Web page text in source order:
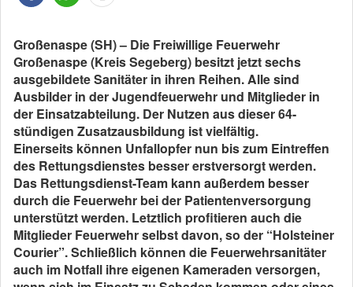
Großenaspe (SH) – Die Freiwillige Feuerwehr
Großenaspe (Kreis Segeberg) besitzt jetzt sechs
ausgebildete Sanitäter in ihren Reihen. Alle sind
Ausbilder in der Jugendfeuerwehr und Mitglieder in
der Einsatzabteilung. Der Nutzen aus dieser 64-
stündigen Zusatzausbildung ist vielfältig.
Einerseits können Unfallopfer nun bis zum Eintreffen
des Rettungsdienstes besser erstversorgt werden.
Das Rettungsdienst-Team kann außerdem besser
durch die Feuerwehr bei der Patientenversorgung
unterstützt werden. Letztlich profitieren auch die
Mitglieder Feuerwehr selbst davon, so der “Holsteiner
Courier”. Schließlich können die Feuerwehrsanitäter
auch im Notfall ihre eigenen Kameraden versorgen,